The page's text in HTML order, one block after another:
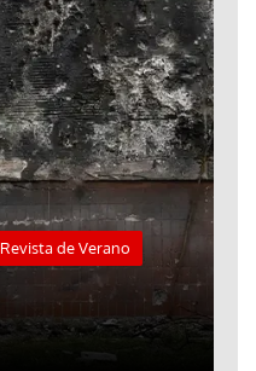
Revista de Verano